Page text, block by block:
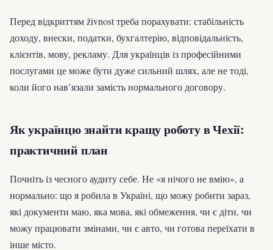
Перед відкриттям živnost треба порахувати: стабільність
доходу, внески, податки, бухгалтерію, відповідальність,
клієнтів, мову, рекламу. Для українців із професійними
послугами це може бути дуже сильний шлях, але не тоді,
коли його нав’язали замість нормального договору.
Як українцю знайти кращу роботу в Чехії:
практичний план
Почніть із чесного аудиту себе. Не «я нічого не вмію», а
нормально: що я робила в Україні, що можу робити зараз,
які документи маю, яка мова, які обмеження, чи є діти, чи
можу працювати змінами, чи є авто, чи готова переїхати в
інше місто.